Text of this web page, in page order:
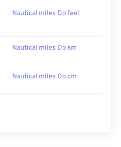
Nautical miles Do feet
Nautical miles Do km
Nautical miles Do cm